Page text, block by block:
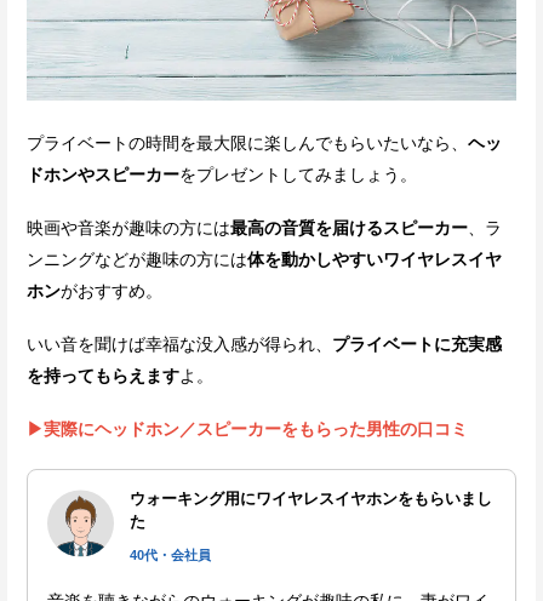
プライベートの時間を最大限に楽しんでもらいたいなら、 ヘッ
ドホンやスピーカーをプレゼントしてみましょう。
映画や音楽が趣味の方には最高の音質を届けるスピーカー 、ラ
ンニングなどが趣味の方には体を動かしやすいワイヤレスイヤ
ホンがおすすめ。
いい音を聞けば幸福な没入感が得られ、 プライベートに充実感
を持ってもらえますよ。
▶実際にヘッドホン／スピーカーをもらった男性の口コミ
ウォーキング用にワイヤレスイヤホンをもらいまし
た
40代・会社員